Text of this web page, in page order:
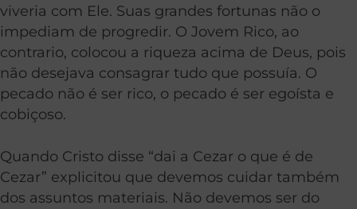
viveria com Ele. Suas grandes fortunas não o
impediam de progredir. O Jovem Rico, ao
contrario, colocou a riqueza acima de Deus, pois
não desejava consagrar tudo que possuía. O
pecado não é ser rico, o pecado é ser egoísta e
cobiçoso.
Quando Cristo disse “dai a Cezar o que é de
Cezar” explicitou que devemos cuidar também
dos assuntos materiais. Não devemos ser do